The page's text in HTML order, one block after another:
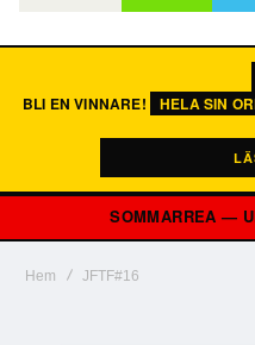
BLI EN VINNARE! HELA SIN
SOMMARREA —
Hem JFTF#16